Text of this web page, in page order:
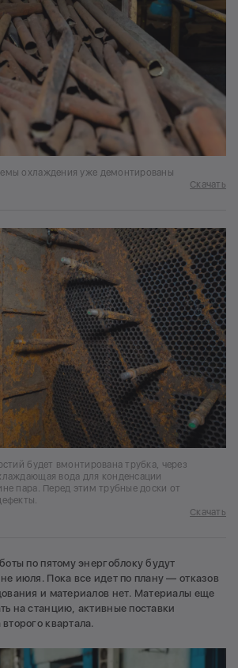
охлаждения уже демонтированы
Скачать
будет вмонтирована трубка, через
вода для конденсации
пара. Перед этим трубные доски от
Скачать
по пятому энергоблоку будут
июля. Пока все идет по плану — отказов
и материалов нет. Материалы еще
на станцию, активные поставки
квартала.